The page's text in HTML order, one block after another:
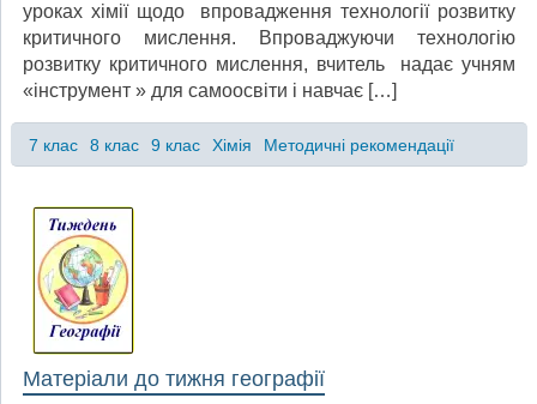
уроках хімії щодо впровадження технології розвитку
критичного мислення. Впроваджуючи технологію
розвитку критичного мислення, вчитель надає учням
«інструмент » для самоосвіти і навчає […]
7 клас 8 клас 9 клас Хімія Методичні рекомендації
Матеріали до тижня географії